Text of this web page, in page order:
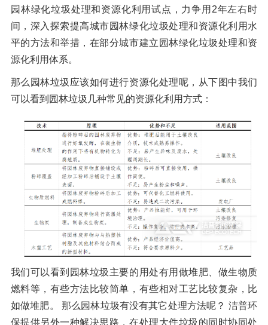
脉冲除尘器 轮胎抽丝机
园林绿化垃圾处理和资源化利用试点，力争用2年左右时
间，深入探索提高城市园林绿化垃圾处理和资源化利用水
平的方法和举措，在部分城市建立园林绿化垃圾处理和资
源化利用体系。
那么园林垃圾应该如何进行资源化处理呢，从下图中我们
可以看到园林垃圾几种常见的资源化利用方式：
我们可以看到园林垃圾主要的用处有用做堆肥、做生物质
燃料等，有些方法比较简单，有些相对工艺比较复杂，比
如做堆肥。 那么园林垃圾有没有其它处理方法呢？ 洁普环
保提供另外一种解决思路，在处理大件垃圾的同时协同处